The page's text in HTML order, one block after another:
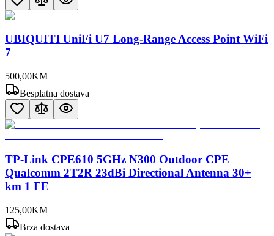
UBIQUITI UniFi U7 Long-Range Access Point WiFi
7
500,00KM
Besplatna dostava
TP-Link CPE610 5GHz N300 Outdoor CPE
Qualcomm 2T2R 23dBi Directional Antenna 30+
km 1 FE
125,00KM
Brza dostava